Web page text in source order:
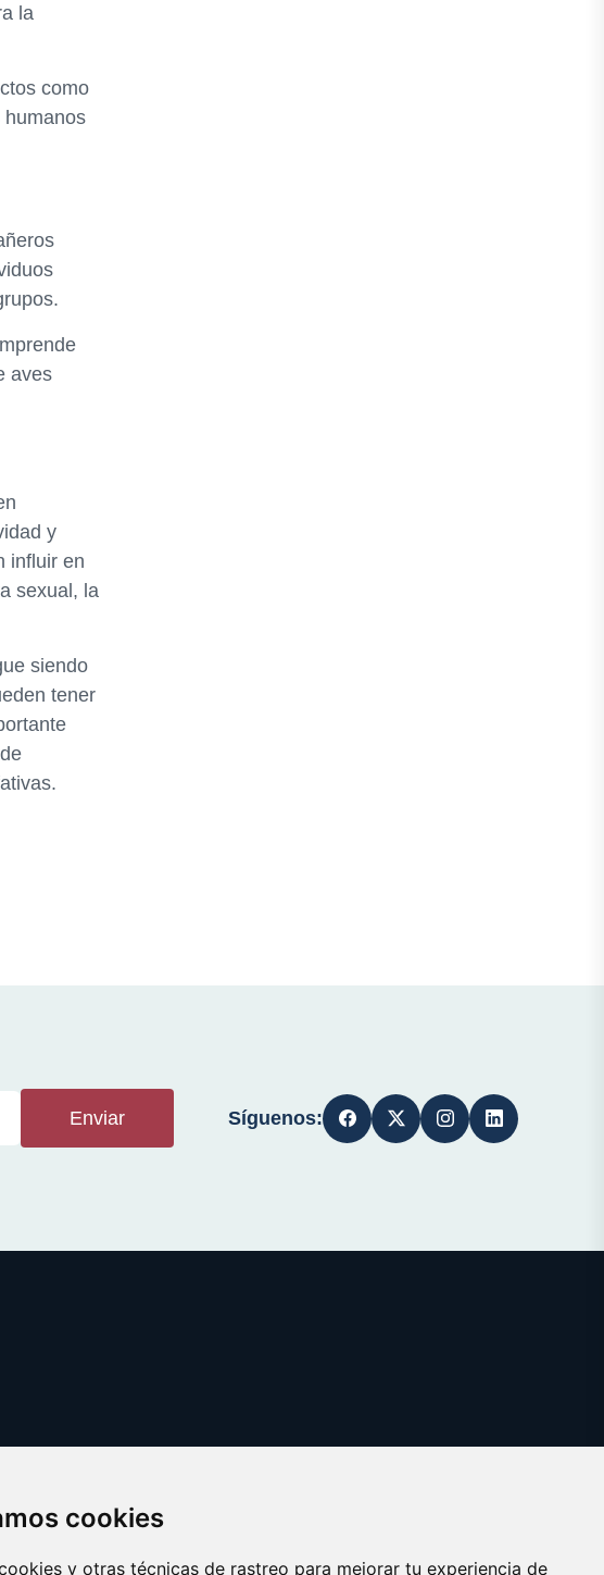
cookies
y otras técnicas de rastreo para mejorar tu experiencia de
la
como
humanos
aves
y
influir en
sexual, la
siendo
tener
Enviar Síguenos: